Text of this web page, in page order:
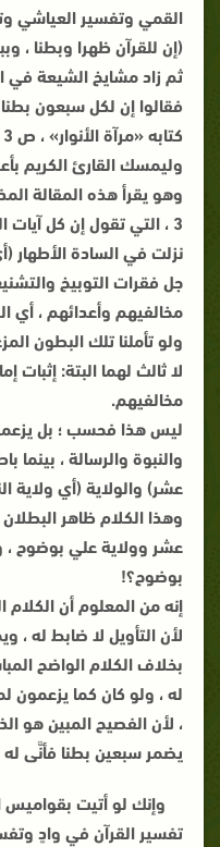
القمي وتفسير العياشي
ثم زاد مشايخ الشيعة في
فقالوا إن لكل سبعون
كتابه «مرآة الأنوار» ، ص 3 .
وليمسك القارئ الكريم
وهو يقرأ هذه المقالة
3 ، التي تقول إن كل آيات
نزلت في السادة الأطهار
جل فقرات التوبيخ
مخالفيهم وأعدائهم ، أي
ولو تأملنا تلك البطون
لا ثالث لهما البتة:
مخالفيهم.
ليس هذا فحسب ؛ بل
والنبوة والرسالة ، بينما
عشر) والولاية (أي ولاية
وهذا الكلام ظاهر البطلان
عشر وولاية علي بوضوح ،
بوضوح؟!
إنه من المعلوم أن الكلام
لأن التأويل لا ضابط له ،
بخلاف الكلام الواضح
له ، ولو كان كما يزعمون
، لأن الفصيح المبين هو
يضمر سبعين بطنا فأنَّى له
وإنك لو أتيت بقواميس
تفسير القرآن في وادٍ